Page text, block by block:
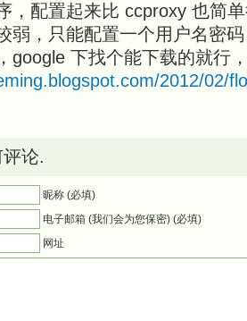
，配置起来比 ccproxy 也简
弱，只能配置一个用户名密
google 下找个能下载的就行
2012/02/
论.
昵称 (必填)
电子邮箱 (我们会为您保密) (必填)
网址